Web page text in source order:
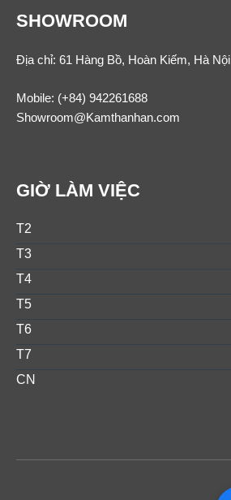
SHOWROOM
Địa chỉ: 61 Hàng Bồ, Hoàn Kiếm, Hà Nội
Mobile: (+84) 942261688
Showroom@Kamthanhan.com
GIỜ LÀM VIỆC
T2
T3
T4
T5
T6
T7
CN